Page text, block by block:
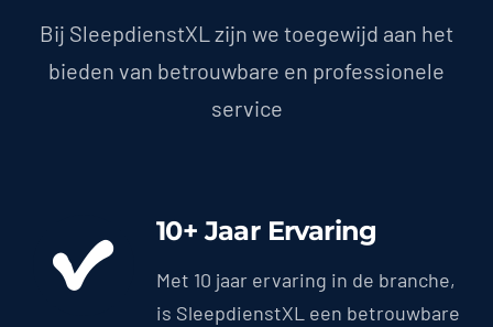
Bij SleepdienstXL zijn we toegewijd aan het
bieden van betrouwbare en professionele
service
10+ Jaar Ervaring
Met 10 jaar ervaring in de branche,
is SleepdienstXL een betrouwbare